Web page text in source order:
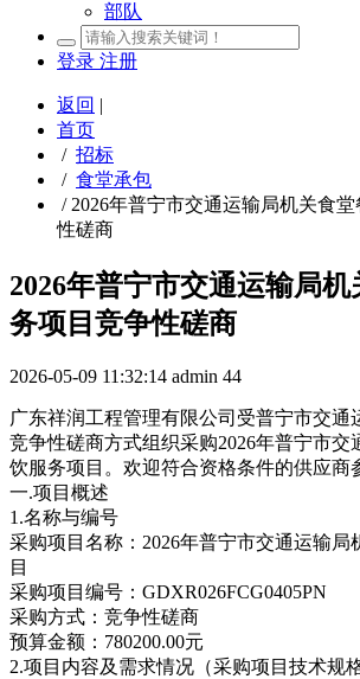
部队
登录 注册
返回 |
首页
/ 招标
/ 食堂承包
/ 2026年普宁市交通运输局机关食
性磋商
2026年普宁市交通运输局
务项目竞争性磋商
2026-05-09 11:32:14 admin 44
广东祥润工程管理有限公司受普宁市交通
竞争性磋商方式组织采购2026年普宁市交
饮服务项目。欢迎符合资格条件的供应商
一.项目概述
1.名称与编号
采购项目名称：2026年普宁市交通运输局
目
采购项目编号：GDXR026FCG0405PN
采购方式：竞争性磋商
预算金额：780200.00元
2.项目内容及需求情况（采购项目技术规